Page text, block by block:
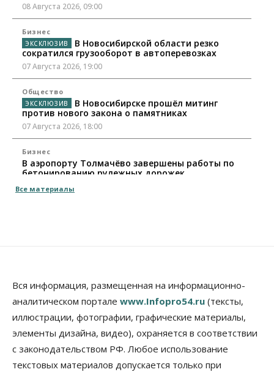
08 Августа 2026, 09:00
Бизнес
В Новосибирской области резко
сократился грузооборот в автоперевозках
07 Августа 2026, 19:00
Общество
В Новосибирске прошёл митинг
против нового закона о памятниках
07 Августа 2026, 18:00
Бизнес
В аэропорту Толмачёво завершены работы по
бетонированию рулежных дорожек
07 Августа 2026, 17:00
Роспотребнадзор изъял почти полторы тонны
мяса в Новосибирской области
07 Августа 2026, 15:00
Финансы
Расходы новосибирцев на спорт выросли на 40%
за полгода
07 Августа 2026, 14:35
Все материалы
Вся информация, размещенная на информационно-
аналитическом портале www.Infopro54.ru (тексты,
иллюстрации, фотографии, графические материалы,
элементы дизайна, видео), охраняется в соответствии
с законодательством РФ. Любое использование
текстовых материалов допускается только при